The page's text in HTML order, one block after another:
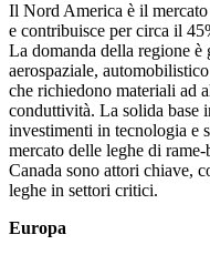
Il Nord America è il
e contribuisce per circa il
La domanda della regione è
aerospaziale,
che richiedono materiali ad
conduttività. La solida base
investimenti in tecnologia e
mercato delle leghe di
Canada sono attori chiave,
leghe in settori critici.
Europa